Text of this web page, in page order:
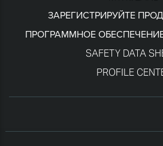
ЗАРЕГИСТРИРУЙТЕ
ПРОГРАММНОЕ
SAFETY DATA
PROFILE